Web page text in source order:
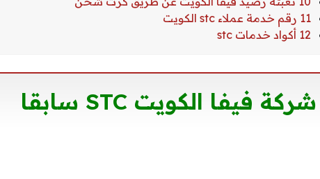
11 رقم خدمة عملاء stc الكويت
12 أكواد خدمات stc
شركة فيفا الكويت STC سابقا